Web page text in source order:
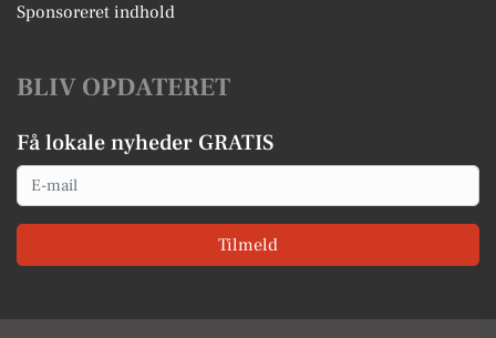
Sponsoreret indhold
BLIV OPDATERET
Få lokale nyheder GRATIS
Email
Tilmeld